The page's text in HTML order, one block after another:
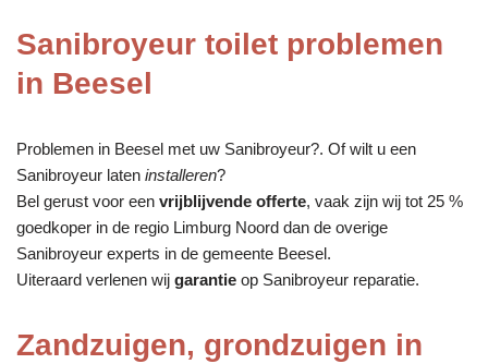
Sanibroyeur toilet problemen
in Beesel
Problemen in Beesel met uw Sanibroyeur?. Of wilt u een
Sanibroyeur laten installeren?
Bel gerust voor een vrijblijvende offerte, vaak zijn wij tot 25 %
goedkoper in de regio Limburg Noord dan de overige
Sanibroyeur experts in de gemeente Beesel.
Uiteraard verlenen wij garantie op Sanibroyeur reparatie.
Zandzuigen, grondzuigen in